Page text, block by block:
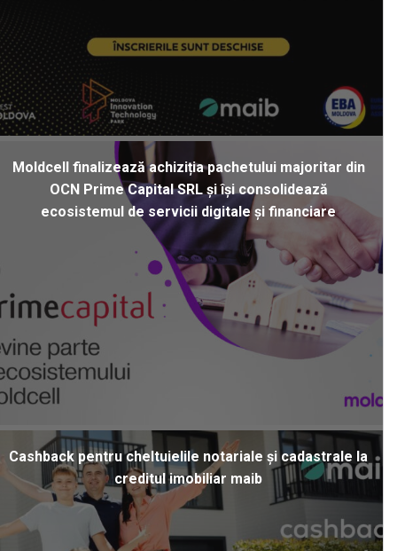
Moldcell finalizează achiziția pachetului majoritar din
OCN Prime Capital SRL și își consolidează
ecosistemul de servicii digitale și financiare
Cashback pentru cheltuielile notariale și cadastrale la
creditul imobiliar maib